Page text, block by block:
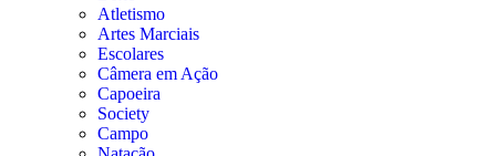
Atletismo
Artes Marciais
Escolares
Câmera em Ação
Capoeira
Society
Campo